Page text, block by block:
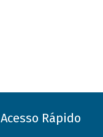
Acesso Rápido